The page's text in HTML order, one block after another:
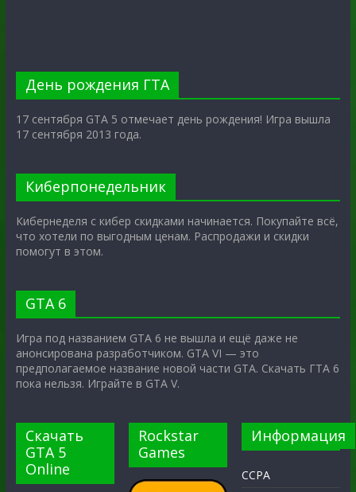
День рождения ГТА
17 сентября GTA 5 отмечает день рождения! Игра вышла
17 сентября 2013 года.
Киберпонедельник
Кибернеделя с кибер скидками начинается. Покупайте всё,
что хотели по выгодным ценам. Распродажи и скидки
помогут в этом.
GTA 6
Игра под названием GTA 6 не вышла и ещё даже не
анонсирована разработчиком. GTA VI — это
предполагаемое название новой части GTA. Скачать ГТА 6
пока нельзя. Играйте в GTA V.
Скачать
GTA 5
Online
Rockstar
Games
Информация
CCPA